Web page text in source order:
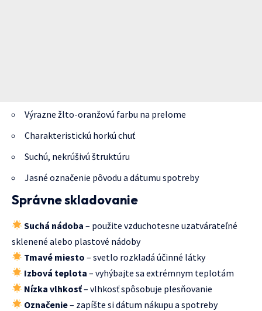
Výrazne žlto-oranžovú farbu na prelome
Charakteristickú horkú chuť
Suchú, nekrúšivú štruktúru
Jasné označenie pôvodu a dátumu spotreby
Správne skladovanie
Suchá nádoba – použite vzduchotesne uzatvárateľné
sklenené alebo plastové nádoby
Tmavé miesto – svetlo rozkladá účinné látky
Izbová teplota – vyhýbajte sa extrémnym teplotám
Nízka vlhkosť– vlhkosť spôsobuje plesňovanie
Označenie– zapíšte si dátum nákupu a spotreby